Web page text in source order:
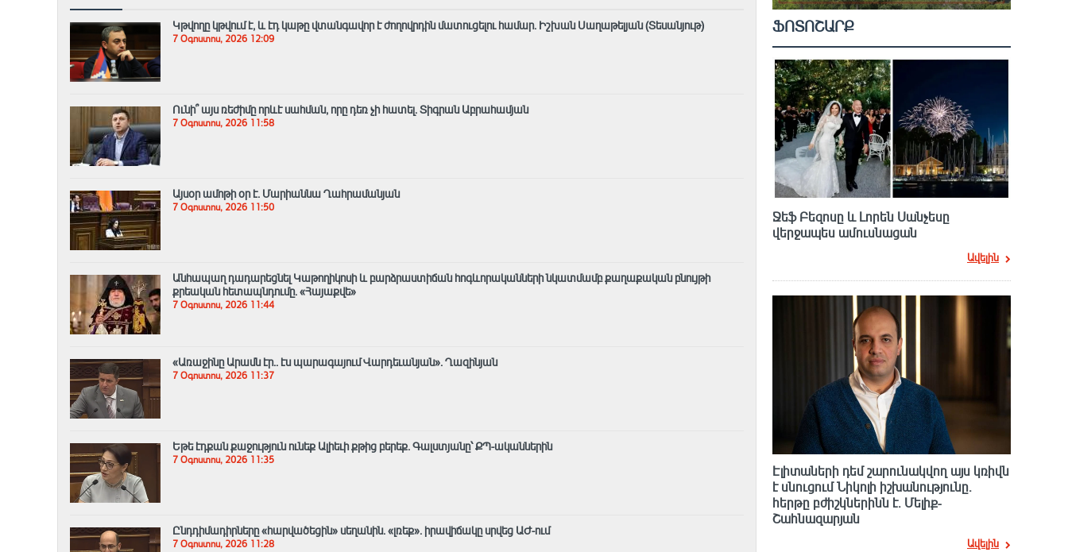
Կթվողը կթվում է, և էդ կաթը վտանգավոր է ժողովրդին մատուցելու համար. Իշխան Սաղաթելյան (Տեսանյութ)
7 Օգոստոս, 2026 12:09
Ունի՞ այս ռեժիմը որևէ սահման, որը դեռ չի հատել. Տիգրան Աբրահամյան
7 Օգոստոս, 2026 11:58
Այսօր ամոթի օր է. Մարիաննա Ղահրամանյան
7 Օգոստոս, 2026 11:50
Անհապաղ դադարեցնել Կաթողիկոսի և բարձրաստիճան հոգևորականների նկատմամբ քաղաքական բնույթի
քրեական հետապնդումը. «Հայաքվե»
7 Օգոստոս, 2026 11:44
«Առաջինը Արամն էր.. էս պարագայում Վարդեւանյան». Ղազինյան
7 Օգոստոս, 2026 11:37
Եթե էդքան քաջություն ունեք Ալիեւի քթից բերեք. Գալստյանը՝ ՔՊ-ականներին
7 Օգոստոս, 2026 11:35
Ընդդիմադիրները «հարվածեցին» սեղանին. «լռեք». իրավիճակը սրվեց ԱԺ-ում
7 Օգոստոս, 2026 11:28
ՖՈՏՈՇԱՐՔ
Ջեֆ Բեզոսը և Լորեն Սանչեսը
վերջապես ամուսնացան
Ավելին
Էլիտաների դեմ շարունակվող այս կռիվն
է սնուցում Նիկոլի իշխանությունը.
հերթը բժիշկներինն է. Մելիք-
Շահնազարյան
Ավելին